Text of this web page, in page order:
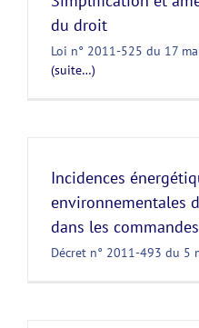
du droit
Loi n° 2011-525 du 17
(suite…)
Incidences
environnementales
dans les
Décret n° 2011-493 du 5